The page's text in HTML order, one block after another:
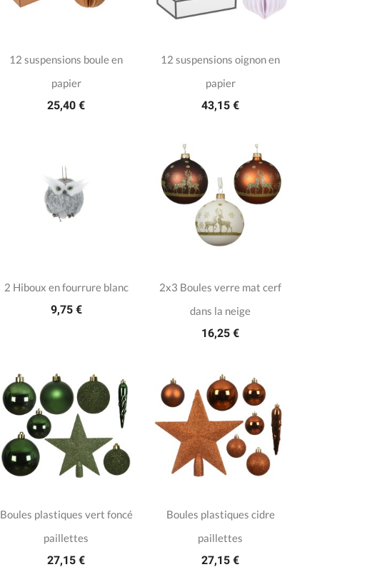
12 suspensions boule en
papier
25,40 €
12 suspensions oignon en
papier
43,15 €
2 Hiboux en fourrure blanc
9,75 €
2x3 Boules verre mat cerf
dans la neige
16,25 €
Boules plastiques vert foncé
paillettes
27,15 €
Boules plastiques cidre
paillettes
27,15 €